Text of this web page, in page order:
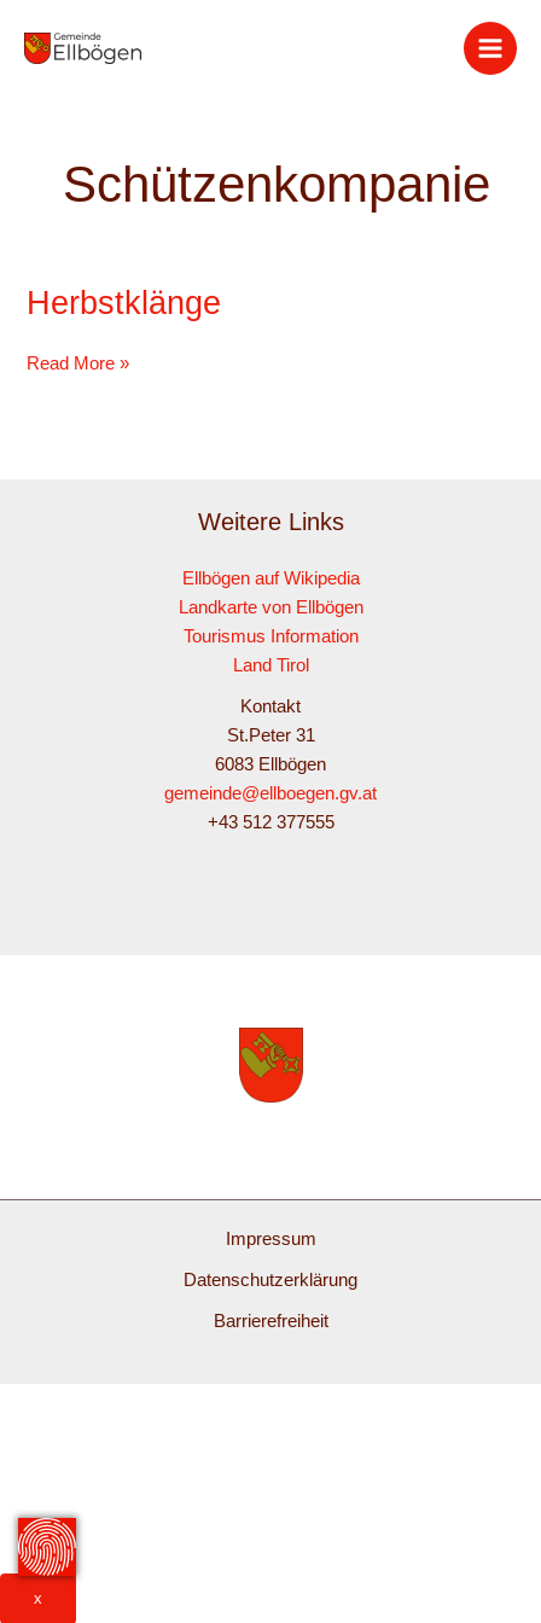
Inhalt
Schützenkompanie
Herbstklänge
Herbstklänge
Read More »
Weitere Links
Ellbögen auf Wikipedia
Landkarte von Ellbögen
Tourismus Information
Land Tirol
Kontakt
St.Peter 31
6083 Ellbögen
gemeinde@ellboegen.gv.at
+43 512 377555
Impressum
Datenschutzerklärung
Barrierefreiheit
x